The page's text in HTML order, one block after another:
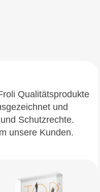
Qualitätsprodukte
und
Schutzrechte.
unsere Kunden.